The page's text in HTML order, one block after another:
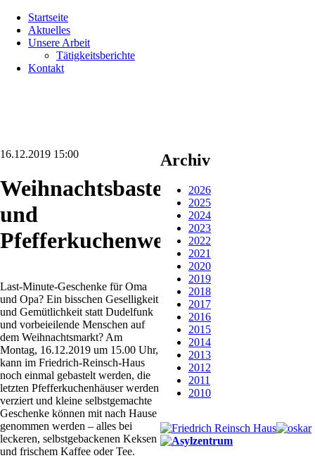
überspringen
Startseite
Aktuelles
Unsere Arbeit
Tätigkeitsberichte
Kontakt
16.12.2019 15:00
Weihnachtsbasteln
und
Pfefferkuchenwerkstatt
Last-Minute-Geschenke für Oma
und Opa? Ein bisschen Geselligkeit
und Gemütlichkeit statt Dudelfunk
und vorbeieilende Menschen auf
dem Weihnachtsmarkt? Am
Montag, 16.12.2019 um 15.00 Uhr,
kann im Friedrich-Reinsch-Haus
noch einmal gebastelt werden, die
letzten Pfefferkuchenhäuser werden
verziert und kleine selbstgemachte
Geschenke können mit nach Hause
genommen werden – alles bei
leckeren, selbstgebackenen Keksen
und frischem Kaffee oder Tee.
Archiv
2026
2025
2024
2023
2022
2021
2020
2019
2018
2017
2016
2015
2014
2013
2012
2011
2010